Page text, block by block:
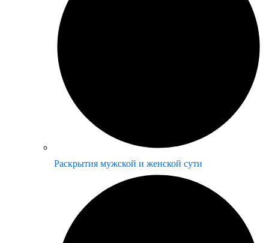
Раскрытия мужской и женской сути